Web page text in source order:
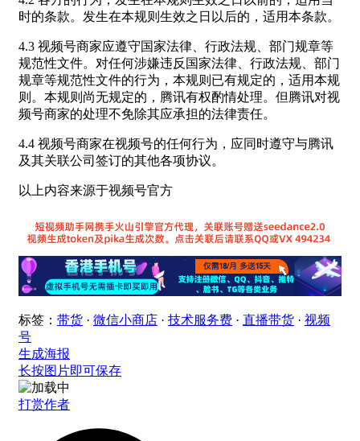
时的条款。发生在本规则生效之日以后的，适用本条款。
4.3 视频号商家应遵守国家法律、行政法规、部门规章等
规范性文件。对任何涉嫌违反国家法律、行政法规、部门
规章等规范性文件的行为，本规则已有规定的，适用本规
则。本规则尚无规定的，腾讯有权酌情处理。但腾讯对视
频号商家的处理不免除其应承担的法律责任。
4.4 视频号商家在视频号的任何行为，应同时遵守与腾讯
及其关联公司签订的其他各项协议。
以上内容来源于视频号官方
标签： 带货 · 微信小商店 · 技术服务费 · 直播带货 · 视频
号
生成海报
长按图片即可保存
打赏作者